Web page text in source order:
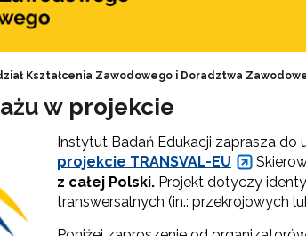
Kształcenia Zawodowego i Doradztwa
w projekcie
Instytut Badań Edukacji zaprasza do
projekcie TRANSVAL-EU
z całej Polski. Projekt dotyczy
transwersalnych (in.: przekrojowych